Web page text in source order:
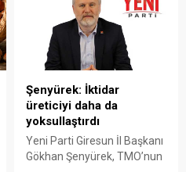
Gezmiş, “Üreticiyi yok
sayanı, günü geldiğinde
üretici de yok sayacaktır”
dedi.
Şenyürek: İktidar
üreticiyi daha da
yoksullaştırdı
Yeni Parti Giresun İl Başkanı
Gökhan Şenyürek, TMO’nun